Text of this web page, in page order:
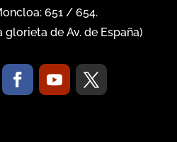
651/ 654.
de Av. de España)